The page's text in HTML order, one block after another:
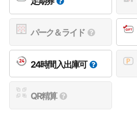
パーク＆ライド
24時間入出庫可
QR精算